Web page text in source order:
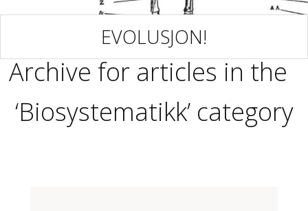
EVOLUSJON!
Archive for articles in the
‘Biosystematikk’ category